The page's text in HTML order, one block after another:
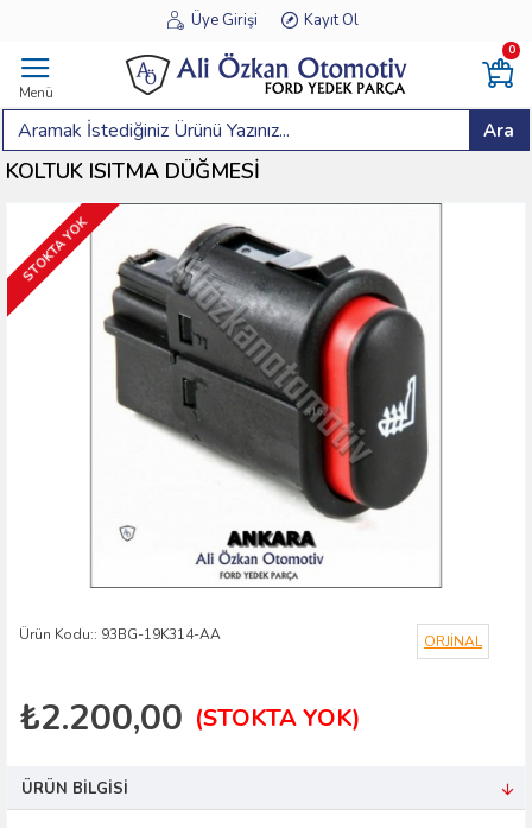
Üye Girişi Kayıt Ol
Menü
0
Ara
KOLTUK ISITMA DÜĞMESİ
STOKTA YOK
Ürün Kodu:: 93BG-19K314-AA ORJİNAL
₺2.200,00 (STOKTA YOK)
ÜRÜN BILGISI